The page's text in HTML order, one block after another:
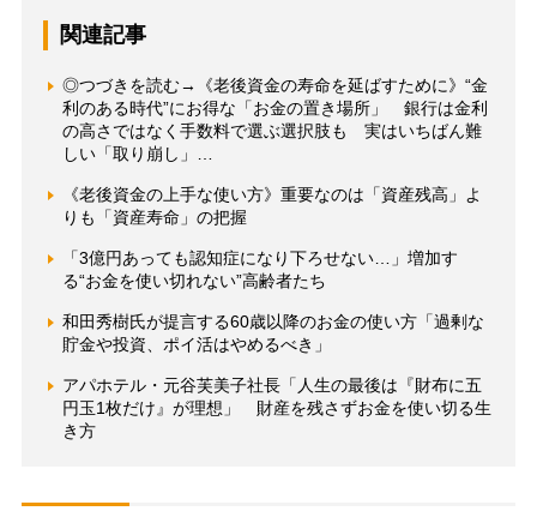
関連記事
◎つづきを読む→《老後資金の寿命を延ばすために》“金
利のある時代”にお得な「お金の置き場所」 銀行は金利
の高さではなく手数料で選ぶ選択肢も 実はいちばん難
しい「取り崩し」…
《老後資金の上手な使い方》重要なのは「資産残高」よ
りも「資産寿命」の把握
「3億円あっても認知症になり下ろせない…」増加す
る“お金を使い切れない”高齢者たち
和田秀樹氏が提言する60歳以降のお金の使い方「過剰な
貯金や投資、ポイ活はやめるべき」
アパホテル・元谷芙美子社長「人生の最後は『財布に五
円玉1枚だけ』が理想」 財産を残さずお金を使い切る生
き方